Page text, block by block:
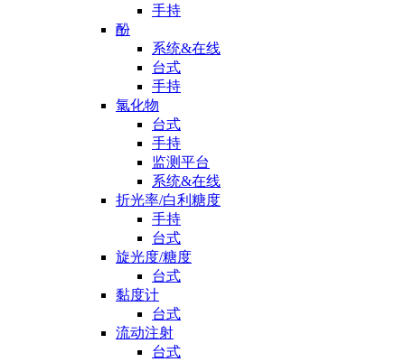
手持
酚
系统&在线
台式
手持
氯化物
台式
手持
监测平台
系统&在线
折光率/白利糖度
手持
台式
旋光度/糖度
台式
黏度计
台式
流动注射
台式